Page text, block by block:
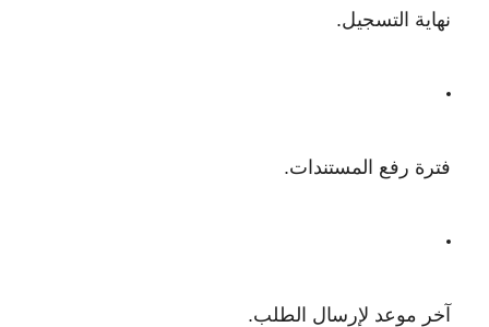
نهاية التسجيل.
فترة رفع المستندات.
آخر موعد لإرسال الطلب.